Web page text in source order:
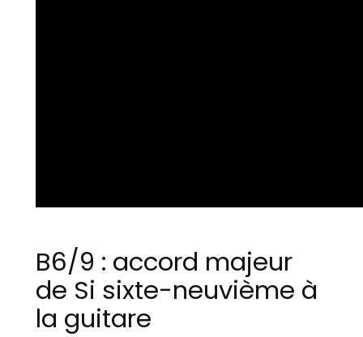
B6/9 : accord majeur
de Si sixte-neuvième à
la guitare